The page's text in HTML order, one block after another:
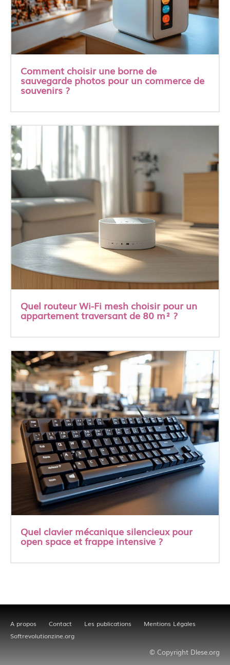
Comment choisir une borne de
sauvegarde photos pour un commerce de
souvenirs ?
Quel routeur Wi-Fi mesh choisir pour un
appartement traversant de 80 m² ?
Quel clavier mécanique silencieux pour
open space et frappe intensive ?
A propos Contact Les publications
Mentions Légales
Softrevolutionzine.org
© Copyright Dlese.org